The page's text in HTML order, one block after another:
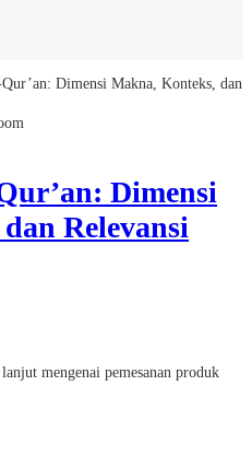
Dimensi Makna, Konteks, dan
Dimensi
Relevansi
mengenai pemesanan produk